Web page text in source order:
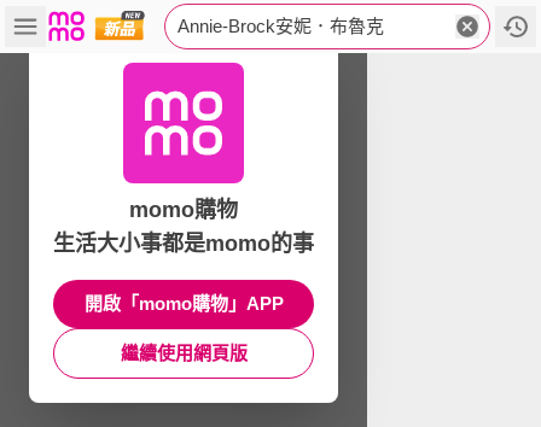
Annie-Brock安妮．布魯克
momo購物
生活大小事都是momo的事
開啟「momo購物」APP
繼續使用網頁版